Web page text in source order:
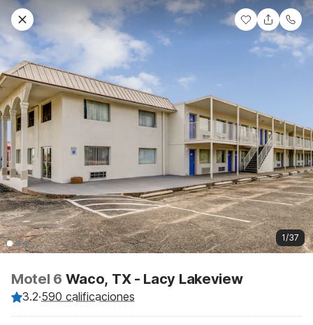
1/37
Motel 6 Waco, TX - Lacy Lakeview
3.2·590 calificaciones